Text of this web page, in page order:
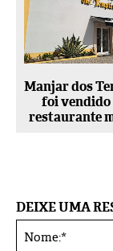
Manjar dos
foi vendido
restaurante
DEIXE UMA